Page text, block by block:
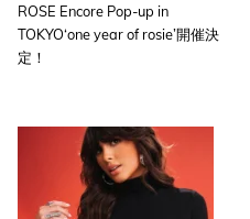
ROSE Encore Pop-up in
TOKYO‘one year of rosie’開催決
定！